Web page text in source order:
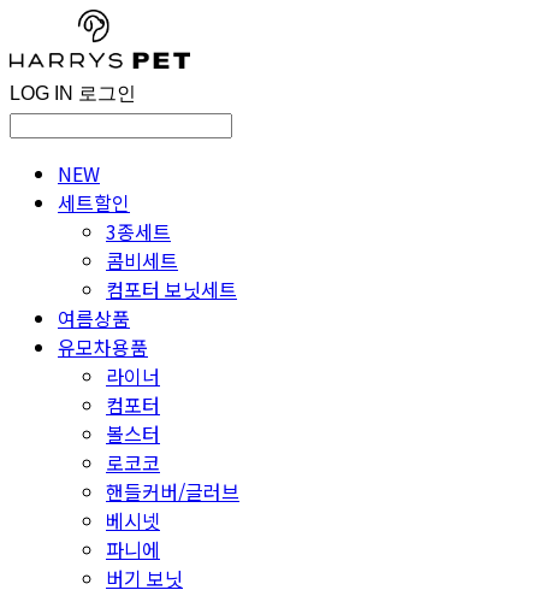
LOG IN 로그인
NEW
세트할인
3종세트
콤비세트
컴포터 보닛세트
여름상품
유모차용품
라이너
컴포터
볼스터
로코코
핸들커버/글러브
베시넷
파니에
버기 보닛